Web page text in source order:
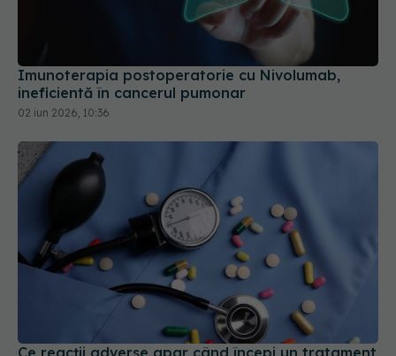
Imunoterapia postoperatorie cu Nivolumab,
ineficientă în cancerul pumonar
02 iun 2026, 10:36